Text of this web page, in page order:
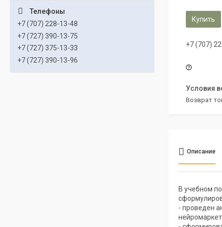
Купить
+7 (707)
возврат
Описание
В учебном
- проведен
+7 (707) 228-13-48
+7 (727) 390-13-75
+7 (727) 375-13-33
+7 (727) 390-13-96